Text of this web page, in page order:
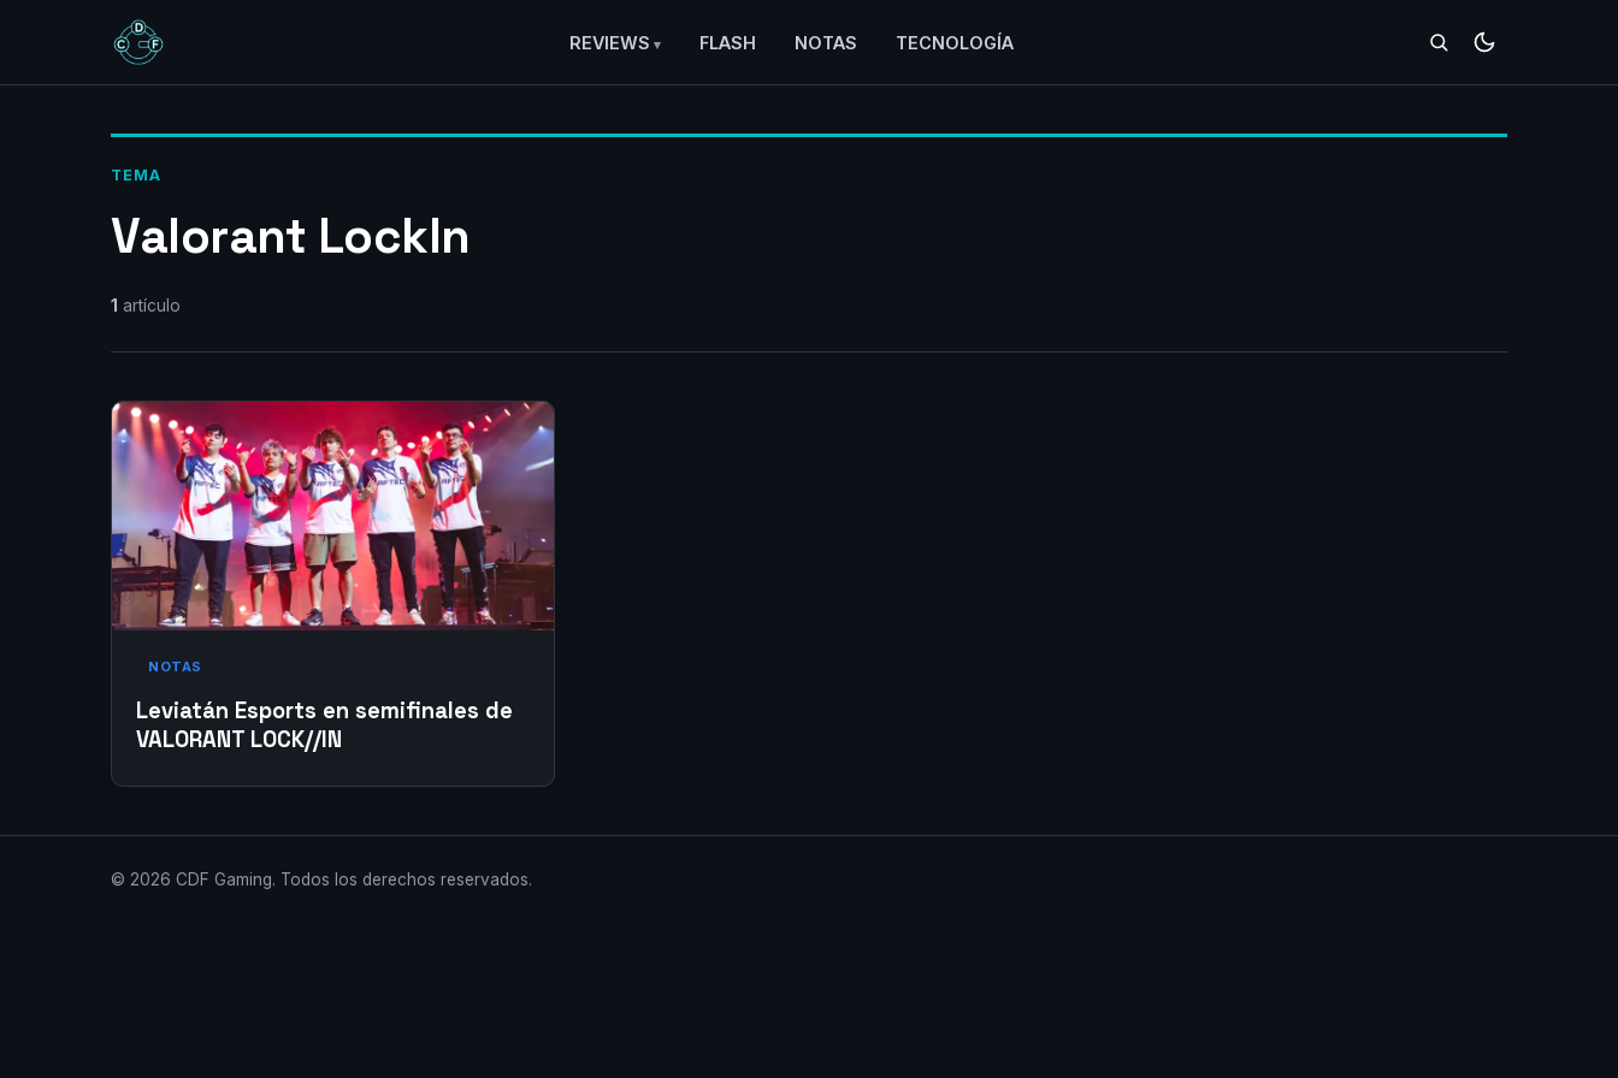
REVIEWS FLASH NOTAS TECNOLOGÍA
TEMA
Valorant LockIn
1 artículo
NOTAS
Leviatán Esports en semifinales de
VALORANT LOCK//IN
© 2026 CDF Gaming. Todos los derechos reservados.